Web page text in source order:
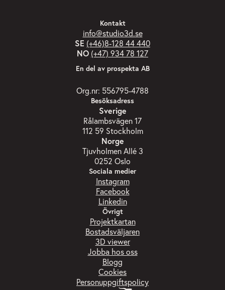
Kontakt
info@studio3d.se
SE (+46)8-128 44 440
NO (+47) 934 78 127
En del av prospekta AB
Org.nr: 556795-4788
Besöksadress
Sverige
Rålambsvägen 17
112 59 Stockholm
Norge
Tjuvholmen Allé 3
0252 Oslo
Sociala medier
Instagram
Facebook
Linkedin
Övrigt
Projektkartan
Bostadsväljaren
3D viewer
Jobba hos oss
Blogg
Cookies
Personuppgiftspolicy